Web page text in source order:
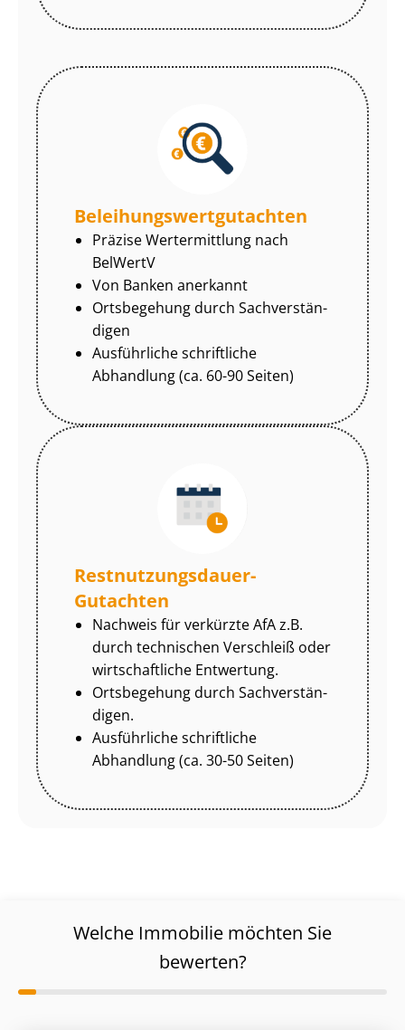
Be­lei­hungs­wert­gut­ach­ten
Präzise Wertermittlung nach
BelWertV
Von Banken anerkannt
Ortsbegehung durch Sach­ver­stän­
di­gen
Ausführliche schriftliche
Abhandlung (ca. 60-90 Seiten)
Rest­nut­zungs­dau­er-
Gutachten
Nachweis für verkürzte AfA z.B.
durch technischen Verschleiß oder
wirtschaftliche Entwertung.
Ortsbegehung durch Sach­ver­stän­
di­gen.
Ausführliche schriftliche
Abhandlung (ca. 30-50 Seiten)
Welche Immobilie möchten Sie
bewerten?